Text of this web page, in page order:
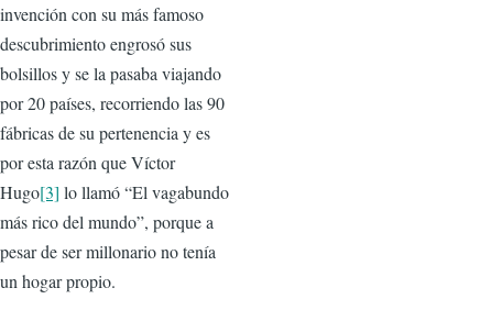
invención con su más famoso
descubrimiento engrosó sus
bolsillos y se la pasaba viajando
por 20 países, recorriendo las 90
fábricas de su pertenencia y es
por esta razón que Víctor
Hugo[3] lo llamó “El vagabundo
más rico del mundo”, porque a
pesar de ser millonario no tenía
un hogar propio.